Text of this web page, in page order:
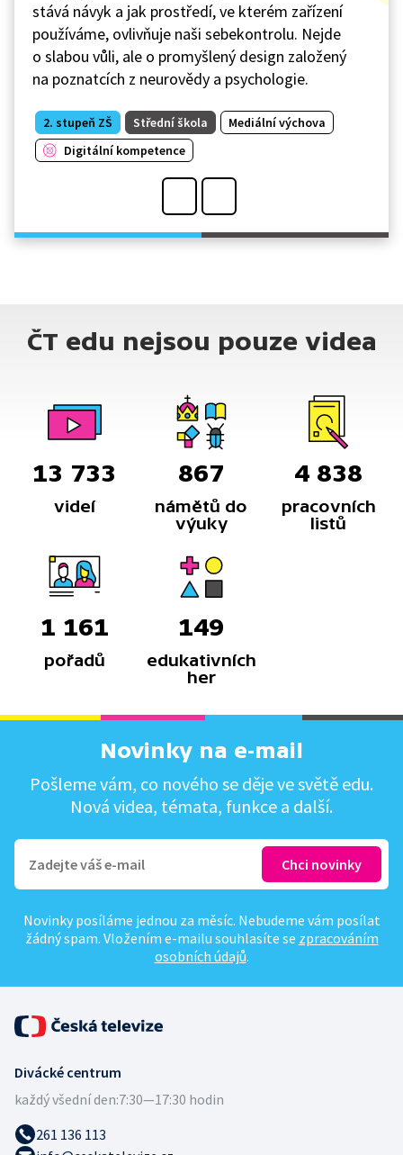
stává návyk a jak prostředí, ve kterém zařízení
používáme, ovlivňuje naši sebekontrolu. Nejde
o slabou vůli, ale o promyšlený design založený
na poznatcích z neurovědy a psychologie.
2. stupeň ZŠ Střední škola
Mediální výchova
Digitální kompetence
ČT edu nejsou pouze videa
13 733
videí
867
námětů do
výuky
4 838
pracovních
listů
1 161
pořadů
149
edukativních
her
Novinky na e-mail
Pošleme vám, co nového se děje ve světě edu.
Nová videa, témata, funkce a další.
Novinky posíláme jednou za měsíc. Nebudeme vám posílat
žádný spam. Vložením e-mailu souhlasíte se zpracováním
osobních údajů.